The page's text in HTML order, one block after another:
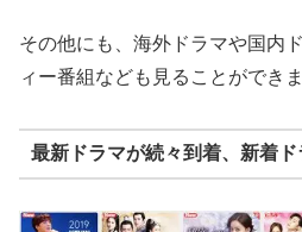
その他にも、海外ドラマや国内
ィー番組なども見ることができま
最新ドラマが続々到着、新着ド